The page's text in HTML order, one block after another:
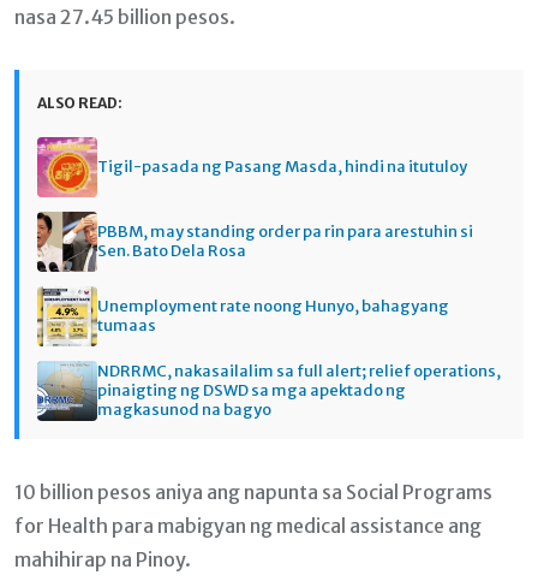
nasa 27.45 billion pesos.
ALSO READ:
Tigil-pasada ng Pasang Masda, hindi na itutuloy
PBBM, may standing order pa rin para arestuhin si
Sen. Bato Dela Rosa
Unemployment rate noong Hunyo, bahagyang
tumaas
NDRRMC, nakasailalim sa full alert; relief operations,
pinaigting ng DSWD sa mga apektado ng
magkasunod na bagyo
10 billion pesos aniya ang napunta sa Social Programs
for Health para mabigyan ng medical assistance ang
mahihirap na Pinoy.